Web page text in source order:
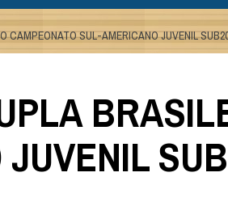
CAMPEONATO SUL-AMERICANO JUVENIL